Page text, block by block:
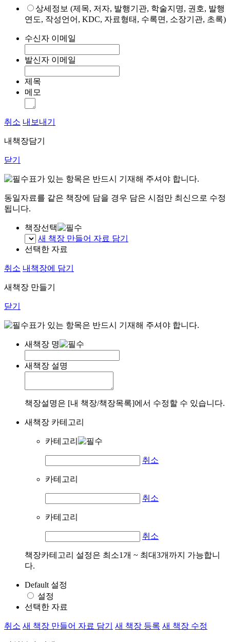
상세정보 (제목, 저자, 발행기관, 학술지명, 권호, 발행
연도, 작성언어, KDC, 자료형태, 수록면, 소장기관, 초록)
수신자 이메일
발신자 이메일
제목
메모
취소 내보내기
내책장담기
닫기
표가 있는 항목은 반드시 기재해 주셔야 합니다.
동일자료를 같은 책장에 담을 경우 담은 시점만 최신으로 수정
됩니다.
책장선택
새 책장 만들어 자료 담기
선택한 자료
취소 내책장에 담기
새책장 만들기
닫기
표가 있는 항목은 반드시 기재해 주셔야 합니다.
새책장 명
새책장 설명
책장설명은 [내 책장/책장목록]에서 수정할 수 있습니다.
새책장 카테고리
카테고리
취소
카테고리
취소
카테고리
취소
책장카테고리 설정은 최소1개 ~ 최대3개까지 가능합니
다.
Default 설정
설정
선택한 자료
취소 새 책장 만들어 자료 담기 새 책장 등록 새 책장 수정